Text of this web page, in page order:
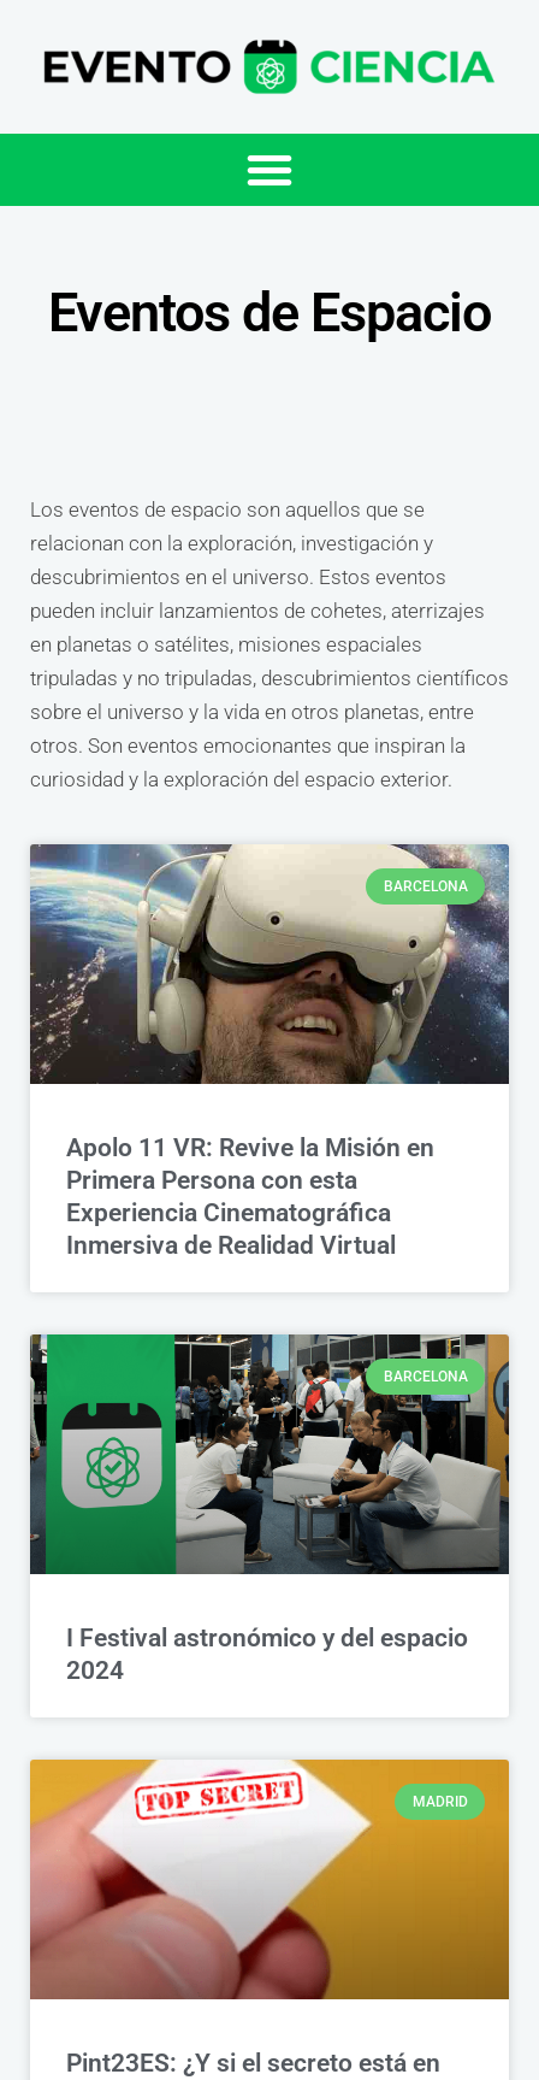
Eventos de Espacio
Los eventos de espacio son aquellos que se
relacionan con la exploración, investigación y
descubrimientos en el universo. Estos eventos
pueden incluir lanzamientos de cohetes, aterrizajes
en planetas o satélites, misiones espaciales
tripuladas y no tripuladas, descubrimientos científicos
sobre el universo y la vida en otros planetas, entre
otros. Son eventos emocionantes que inspiran la
curiosidad y la exploración del espacio exterior.
BARCELONA
Apolo 11 VR: Revive la Misión en
Primera Persona con esta
Experiencia Cinematográfica
Inmersiva de Realidad Virtual
BARCELONA
I Festival astronómico y del espacio
2024
MADRID
Pint23ES: ¿Y si el secreto está en